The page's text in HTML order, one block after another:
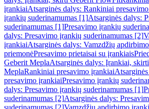
įrankiaiAtsarginės dalys: Rankiniai
įrankių suderinamumas [1]Atsarginės dalys:
suderinamumas [1]Presavimo įrankių
dalys: Presavimo įrankių suderinamumas [2]
įrankiaiAtsarginės dalys: Vamzdžių
priemonėPresavimo prietaisai su įrankiais
Geberit MeplaAtsarginės dalys: Įrankiai,
MeplaRankiniai presavimo įrankiai
presavimo įrankiaiPresavimo įrankių
dalys: Presavimo įrankių suderinamumas [1]
suderinamumas [2]Atsarginės dalys:
suderinamumas [2]Vamzdžių apdirbimo